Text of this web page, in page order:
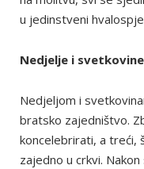
u jedinstveni
Nedjelje i svetkovine
Nedjeljom i
bratsko zajedništvo.
koncelebrirati, a treći,
zajedno u crkvi.